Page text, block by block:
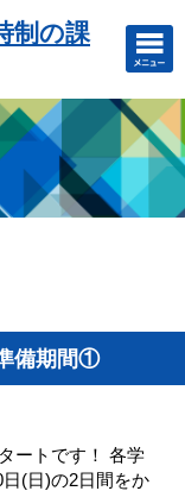
制の課
備期間①
ートです！ 各学
(日)の2日間をか